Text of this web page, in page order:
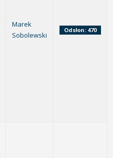
Marek
Sobolewski
Odsłon: 470